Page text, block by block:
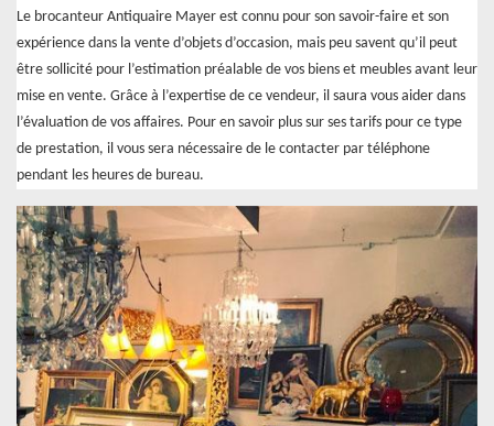
Le brocanteur Antiquaire Mayer est connu pour son savoir-faire et son
expérience dans la vente d’objets d’occasion, mais peu savent qu’il peut
être sollicité pour l’estimation préalable de vos biens et meubles avant leur
mise en vente. Grâce à l’expertise de ce vendeur, il saura vous aider dans
l’évaluation de vos affaires. Pour en savoir plus sur ses tarifs pour ce type
de prestation, il vous sera nécessaire de le contacter par téléphone
pendant les heures de bureau.